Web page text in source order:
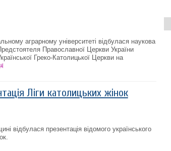
аграрному університеті відбулася наукова
Православної Церкви України
Греко-Католицької Церкви на
Ліги католицьких жінок
відбулася презентація відомого українського